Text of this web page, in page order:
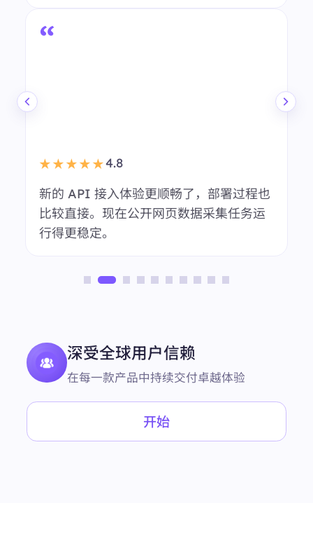
轻松。
匿名用户
市场调研团队
深受全球用户信赖
在每一款产品中持续交付卓越体验
开始